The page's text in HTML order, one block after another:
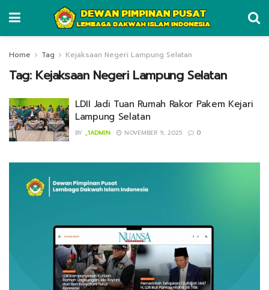
Home Tag Kejaksaan Negeri Lampung Selatan
Tag: Kejaksaan Negeri Lampung Selatan
LDII Jadi Tuan Rumah Rakor Pakem Kejari
Lampung Selatan
BY _1ADMIN NOVEMBER 9, 2025 0